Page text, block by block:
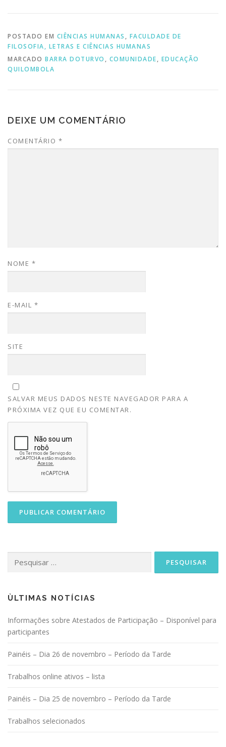
POSTADO EM CIÊNCIAS HUMANAS , FACULDADE DE
FILOSOFIA, LETRAS E CIÊNCIAS HUMANAS
MARCADO BARRA DOTURVO , COMUNIDADE, EDUCAÇÃO
QUILOMBOLA
DEIXE UM COMENTÁRIO
COMENTÁRIO *
NOME *
E-MAIL *
SITE
SALVAR MEUS DADOS NESTE NAVEGADOR PARA A
PRÓXIMA VEZ QUE EU COMENTAR.
por:
ÙLTIMAS NOTÍCIAS
Informações sobre Atestados de Participação – Disponível para
participantes
Painéis – Dia 26 de novembro – Período da Tarde
Trabalhos online ativos – lista
Painéis – Dia 25 de novembro – Período da Tarde
Trabalhos selecionados